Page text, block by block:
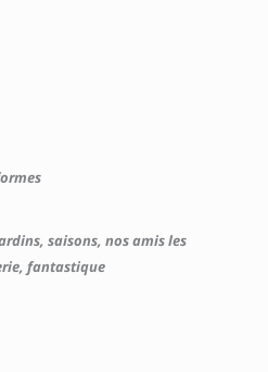
saisons, nos amis les
fantastique